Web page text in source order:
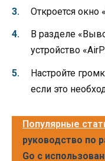
Откроется окно
В разделе
устройство
Настройте
если это
Популярные
руководство по
Go с